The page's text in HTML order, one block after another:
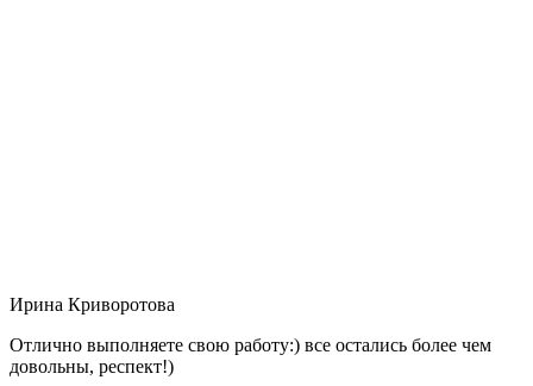
Ирина Криворотова
Отлично выполняете свою работу:) все остались более чем
довольны, респект!)